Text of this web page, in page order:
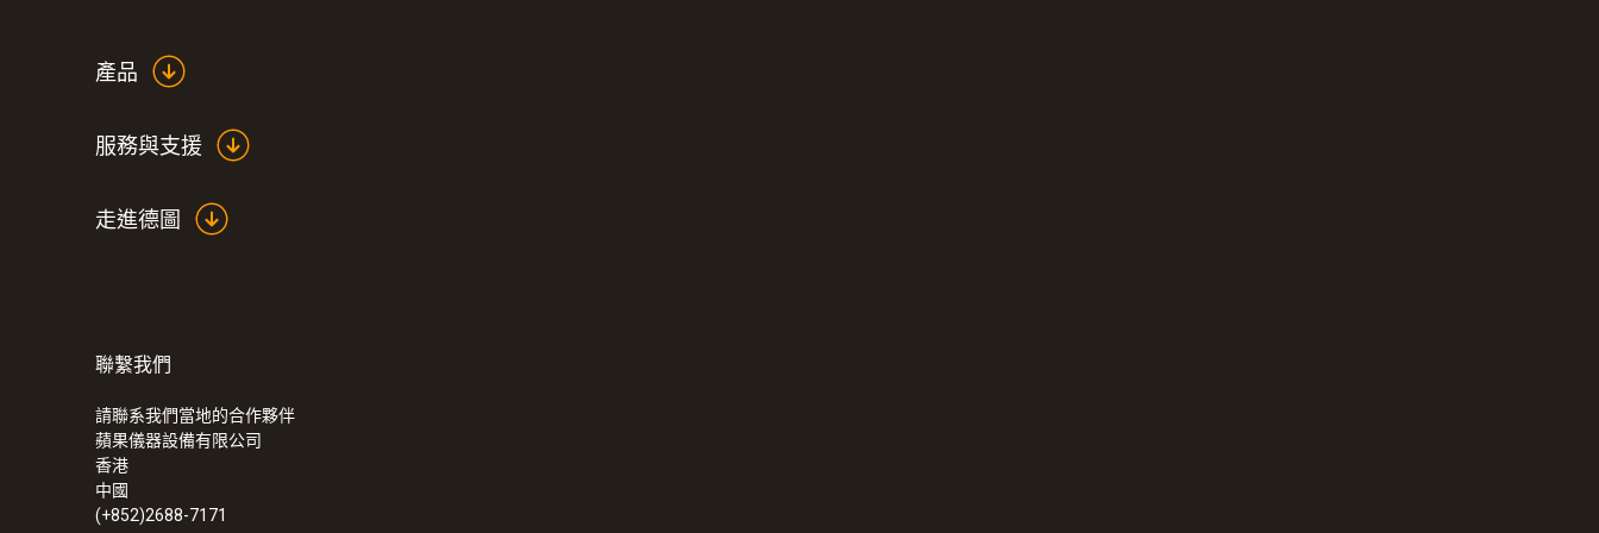
:0564 3002 71
產品
服務與支援
走進德圖
聯繫我們
請聯系我們當地的合作夥伴
蘋果儀器設備有限公司
香港
中國
(+852)2688-7171